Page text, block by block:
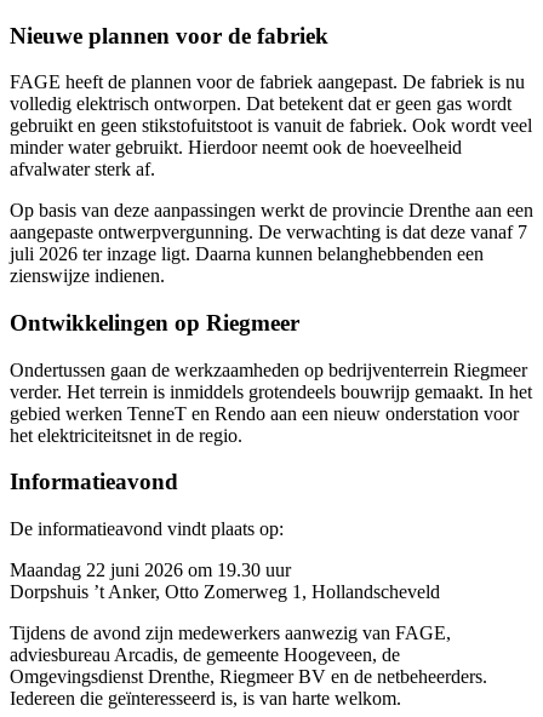
Nieuwe plannen voor de fabriek
FAGE heeft de plannen voor de fabriek aangepast. De fabriek is nu
volledig elektrisch ontworpen. Dat betekent dat er geen gas wordt
gebruikt en geen stikstofuitstoot is vanuit de fabriek. Ook wordt veel
minder water gebruikt. Hierdoor neemt ook de hoeveelheid
afvalwater sterk af.
Op basis van deze aanpassingen werkt de provincie Drenthe aan een
aangepaste ontwerpvergunning. De verwachting is dat deze vanaf 7
juli 2026 ter inzage ligt. Daarna kunnen belanghebbenden een
zienswijze indienen.
Ontwikkelingen op Riegmeer
Ondertussen gaan de werkzaamheden op bedrijventerrein Riegmeer
verder. Het terrein is inmiddels grotendeels bouwrijp gemaakt. In het
gebied werken TenneT en Rendo aan een nieuw onderstation voor
het elektriciteitsnet in de regio.
Informatieavond
De informatieavond vindt plaats op:
Maandag 22 juni 2026 om 19.30 uur
Dorpshuis ’t Anker, Otto Zomerweg 1, Hollandscheveld
Tijdens de avond zijn medewerkers aanwezig van FAGE,
adviesbureau Arcadis, de gemeente Hoogeveen, de
Omgevingsdienst Drenthe, Riegmeer BV en de netbeheerders.
Iedereen die geïnteresseerd is, is van harte welkom.